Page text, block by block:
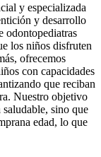
y especializada
y desarrollo
odontopediatras
los niños disfruten
ofrecemos
con capacidades
que reciban
Nuestro objetivo
sino que
edad, lo que